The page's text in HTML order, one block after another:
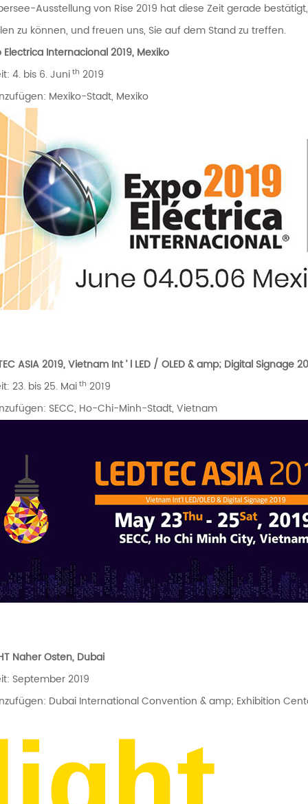
Ausstellung von Rise 2019 hat diese Zeit gerade
zu können, und freuen uns, Sie auf dem Stand zu treffen.
Electrica Internacional 2019, Mexiko
4. bis 6. Junith 2019
Mexiko-Stadt, Mexiko
ASIA 2019, Vietnam Int’l LED / OLED & amp; Digital Signage
23. bis 25. Maith 2019
SECC, Ho-Chi-Minh-Stadt, Vietnam
Naher Osten, Dubai
September 2019
Dubai International Convention & amp; Exhibition